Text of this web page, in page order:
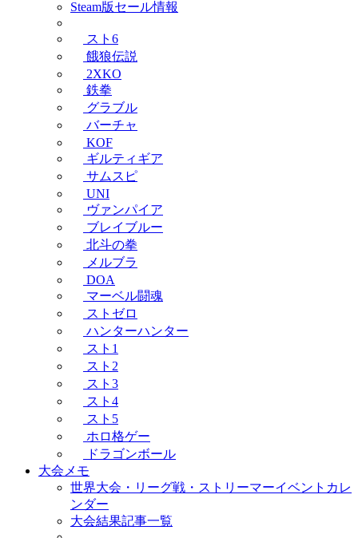
Steam版セール情報
スト6
餓狼伝説
2XKO
鉄拳
グラブル
バーチャ
KOF
ギルティギア
サムスピ
UNI
ヴァンパイア
ブレイブルー
北斗の拳
メルブラ
DOA
マーベル闘魂
ストゼロ
ハンターハンター
スト1
スト2
スト3
スト4
スト5
ホロ格ゲー
ドラゴンボール
大会メモ
世界大会・リーグ戦・ストリーマーイベントカレ
ンダー
大会結果記事一覧